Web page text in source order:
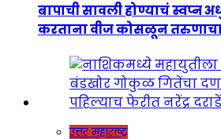
बापाची सावली होण्याचं स्वप्न
करताना वीज कोसळून तरुणाचा
उत्तर महाराष्ट्र